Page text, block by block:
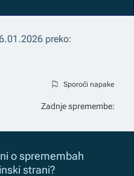
preko:
Sporoči napake
Zadnje spremembe:
o spremembah
strani?